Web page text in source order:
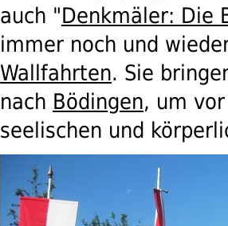
auch "Denkmäler: Die
immer noch und
Wallfahrten. Sie
nach Bödingen, um
seelischen und